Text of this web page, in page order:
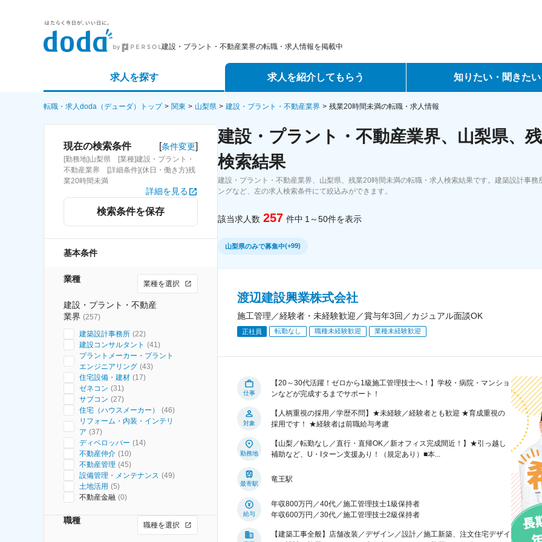
建設・プラント・不動産業界の転職・求人情報を掲載中
求人を探す
詳細条件から探す
求人特集から探す
求人を紹介してもらう
エージェントサービス
スカウトサービス
パートナーエージェントサービス
知りたい・聞きたい
転職ノウハウ
データで見る転職
転職・求人doda（デューダ）トップ 関東 山梨県 建設・プラント・不動産業界 残業20時間未満の転職・求人情報
現在の検索条件 [条件変更]
[勤務地]山梨県 [業種]建設・プラント・
不動産業界 [詳細条件](休日・働き方)残
業20時間未満
詳細を見る
検索条件を保存
基本条件
業種 業種を選択
建設・プラント・不動産
業界 (257)
建築設計事務所 (22)
建設コンサルタント (41)
プラントメーカー・プラント
エンジニアリング (43)
住宅設備・建材 (17)
ゼネコン (31)
サブコン (27)
住宅（ハウスメーカー）
(46)
リフォーム・内装・インテリ
ア (37)
ディベロッパー (14)
不動産仲介 (10)
不動産管理 (45)
設備管理・メンテナンス (49)
土地活用 (5)
不動産金融 (0)
職種 職種を選択
建設・プラント・不動産業界、山梨県、
検索結果
建設・プラント・不動産業界、山梨県、残業20時間未満の転職・求人検索結果です。建築設計事
ングなど、左の求人検索条件にて絞込みができます。
該当求人数 257 件中 1～50件を表示
山梨県のみで募集中(+99)
渡辺建設興業株式会社
施工管理／経験者・未経験歓迎／賞与年3回／カジュアル面談OK
正社員 転勤なし 職種未経験歓迎 業種未経験歓迎
仕事
【20～30代活躍！ゼロから1級施工管理技士へ！】学校・病院・マンショ
ンなどが完成するまでサポート！
対象
【人柄重視の採用／学歴不問】★未経験／経験者とも歓迎 ★育成重視の
採用です！ ★経験者は前職給与考慮
勤務地
【山梨／転勤なし／直行・直帰OK／新オフィス完成間近！】★引っ越し
補助など、U・Iターン支援あり！（規定あり）■本...
最寄駅
竜王駅
給与
年収800万円／40代／施工管理技士1級保持者
年収600万円／30代／施工管理技士2級保持者
【建築工事全般】店舗改装／デザイン／設計／施工新築、注文住宅デザイ